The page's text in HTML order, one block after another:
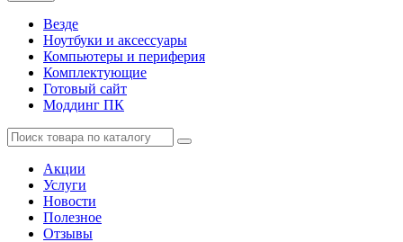
Везде
Ноутбуки и аксессуары
Компьютеры и периферия
Комплектующие
Готовый сайт
Моддинг ПК
Акции
Услуги
Новости
Полезное
Отзывы